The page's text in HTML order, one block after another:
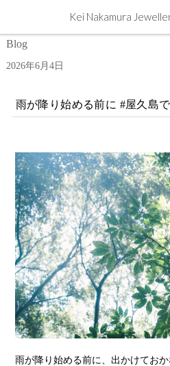
04 | 6月 | 2026 | 屋久島,ジュエリー,オーダーメイド
Kei Nakamura Jewellery BlogKei Nakamura
Blog
2026年6月4日
雨が降り始める前に #屋久島
雨が降り始める前に、出かけておか